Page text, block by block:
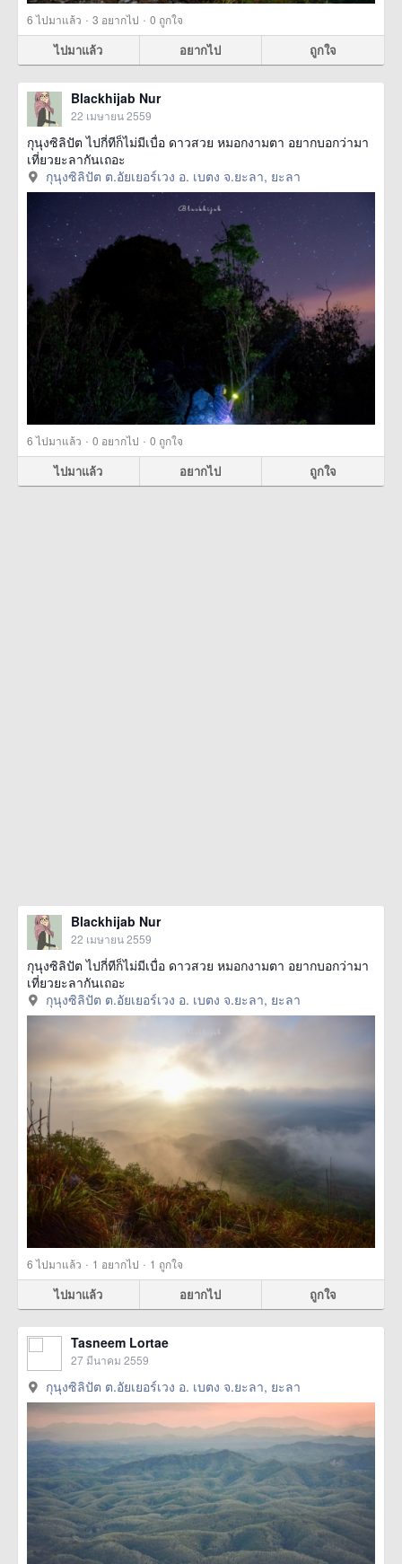
6ไปมาแล้ว · 3 อยากไป · 0 ถูกใจ
ไปมาแล้ว อยากไป ถูกใจ
Blackhijab Nur
22 เมษายน 2559
กุนุงซิลิปัต ไปกี่ทีก็ไม่มีเบื่อ ดาวสวย หมอกงามตา อยากบอกว่ามา
เที่ยวยะลากันเถอะ
กุนุงซิลิปัต ต.อัยเยอร์เวง อ. เบตง จ.ยะลา, ยะลา
6ไปมาแล้ว · 0 อยากไป · 0 ถูกใจ
ไปมาแล้ว อยากไป ถูกใจ
Blackhijab Nur
22 เมษายน 2559
กุนุงซิลิปัต ไปกี่ทีก็ไม่มีเบื่อ ดาวสวย หมอกงามตา อยากบอกว่ามา
เที่ยวยะลากันเถอะ
กุนุงซิลิปัต ต.อัยเยอร์เวง อ. เบตง จ.ยะลา, ยะลา
6ไปมาแล้ว · 1 อยากไป · 1 ถูกใจ
ไปมาแล้ว อยากไป ถูกใจ
Tasneem Lortae
27 มีนาคม 2559
กุนุงซิลิปัต ต.อัยเยอร์เวง อ. เบตง จ.ยะลา, ยะลา